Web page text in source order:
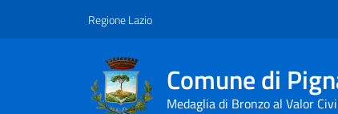
Regione Lazio
Comune di
Medaglia di Bronzo al Valor